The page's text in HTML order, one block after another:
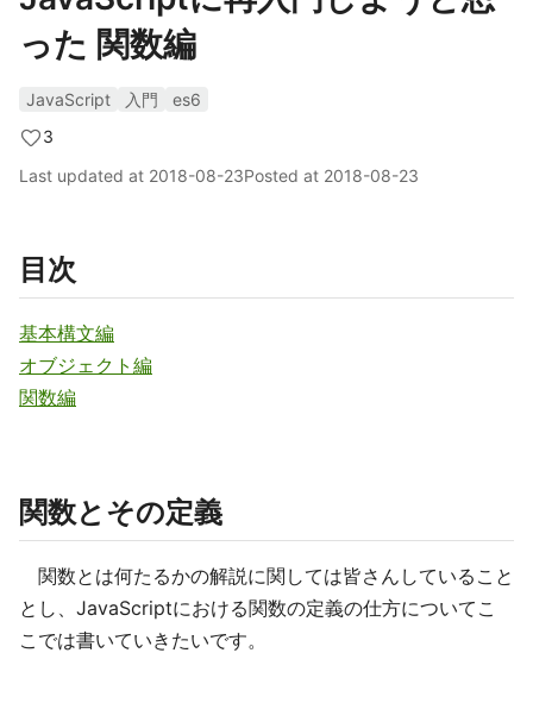
った 関数編
JavaScript 入門
es6
3
Last updated at 2018-08-23Posted at 2018-08-23
目次
基本構文編
オブジェクト編
関数編
関数とその定義
関数とは何たるかの解説に関しては皆さんしていること
とし、JavaScriptにおける関数の定義の仕方についてこ
こでは書いていきたいです。